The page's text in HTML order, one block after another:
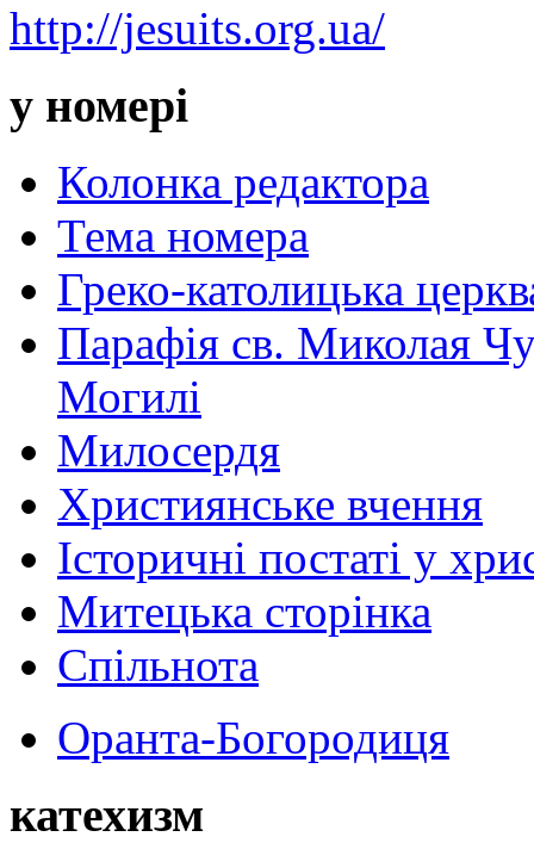
http://jesuits.org.ua/
у номері
Колонка редактора
Тема номера
Греко-католицька
Парафія св. Миколая
Могилі
Милосердя
Християнське вчення
Історичні постаті у
Митецька сторінка
Спільнота
Оранта-Богородиця
катехизм